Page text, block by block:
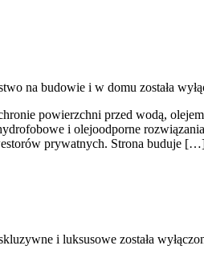
na budowie i w domu została
powierzchni przed wodą,
i olejoodporne
prywatnych. Strona buduje
i luksusowe została